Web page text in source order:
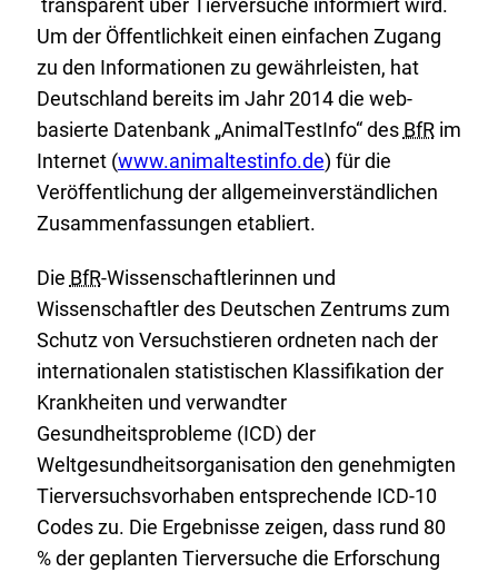
transparent über Tierversuche informiert wird.
Um der Öffentlichkeit einen einfachen Zugang
zu den Informationen zu gewährleisten, hat
Deutschland bereits im Jahr 2014 die web-
basierte Datenbank „AnimalTestInfo“ des BfRim
Internet (E
x
t
r
n
e
r
L
i
n
k
:
www.animaltestinfo.de) für die
Veröffentlichung der allgemeinverständlichen
Zusammenfassungen etabliert.
Die BfR-Wissenschaftlerinnen und
Wissenschaftler des Deutschen Zentrums zum
Schutz von Versuchstieren ordneten nach der
internationalen statistischen Klassifikation der
Krankheiten und verwandter
Gesundheitsprobleme (ICD) der
Weltgesundheitsorganisation den genehmigten
Tierversuchsvorhaben entsprechende ICD-10
Codes zu. Die Ergebnisse zeigen, dass rund 80
% der geplanten Tierversuche die Erforschung